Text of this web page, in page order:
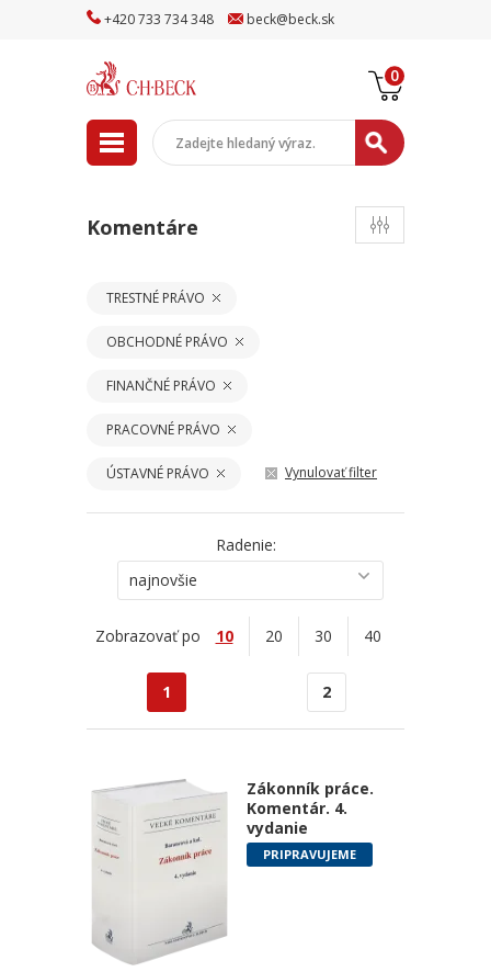
+420733 734348 beck@beck.sk
0
Komentáre
TRESTNÉ PRÁVO
OBCHODNÉ PRÁVO
FINANČNÉ PRÁVO
PRACOVNÉ PRÁVO
ÚSTAVNÉ PRÁVO Vynulovať filter
Radenie:
najnovšie
Zobrazovať po 10 20 30 40
1 2
Zákonník práce.
Komentár. 4.
vydanie
PRIPRAVUJEME